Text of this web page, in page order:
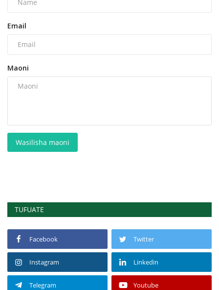
Email
Maoni
Wasilisha maoni
TUFUATE
Facebook Twitter
Instagram Linkedin
Telegram Youtube